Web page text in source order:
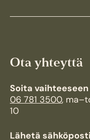
Ota yhteyttä
Soita vaihteeseen
06 781 3500,
10
Lähetä